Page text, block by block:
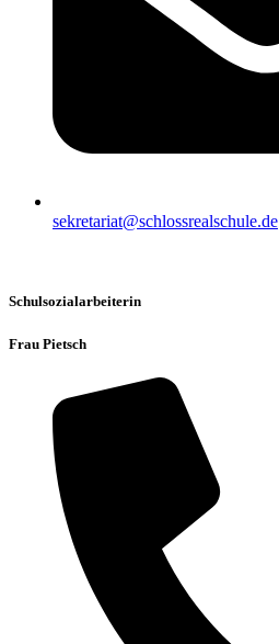
sekretariat@schlossrealschule.de
Schulsozialarbeiterin
Frau Pietsch